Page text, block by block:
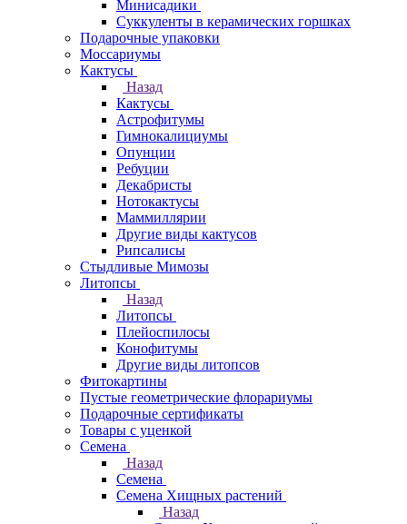
Минисадики
Суккуленты в керамических горшках
Подарочные упаковки
Моссариумы
Кактусы
Назад
Кактусы
Астрофитумы
Гимнокалициумы
Опунции
Ребуции
Декабристы
Нотокактусы
Маммиллярии
Другие виды кактусов
Рипсалисы
Стыдливые Мимозы
Литопсы
Назад
Литопсы
Плейоспилосы
Конофитумы
Другие виды литопсов
Фитокартины
Пустые геометрические флорариумы
Подарочные сертификаты
Товары с уценкой
Семена
Назад
Семена
Семена Хищных растений
Назад